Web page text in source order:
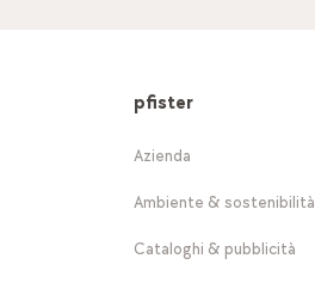
pfister
Azienda
Ambiente & sostenibilità
Cataloghi & pubblicità